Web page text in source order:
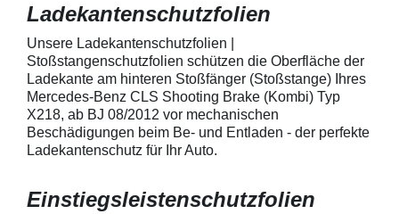
mechanische Einwirkung
entwickeltStärke der Folie beträgt
150 µmSchützt den wertvollen
Lack in der GriffmuldenKeine
unschönen Kratzer durch
Fingenägel oder Ringe in den
GriffmuldenSpezielle Vinylfolie mit
bestmöglichem Schutz gegen
Kratzer und Abrieb am
Fahrzeuglack
mechanische
zum Schutz von
mechanische
Fingenägel
Ladekantenschutzfolien
Unsere Ladekantenschutzfolien |
Stoßstangenschutzfolien schützen die Oberfläche der
Ladekante am hinteren Stoßfänger (Stoßstange) Ihres
Mercedes-Benz CLS Shooting Brake (Kombi) Typ
X218, ab BJ 08/2012 vor mechanischen
Beschädigungen beim Be- und Entladen - der perfekte
Ladekantenschutz für Ihr Auto.
Einstiegsleistenschutzfolien